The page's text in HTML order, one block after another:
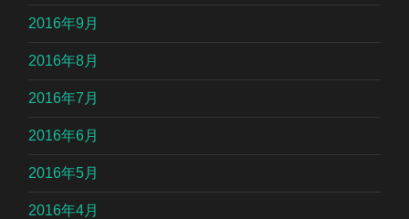
2016年9月
2016年8月
2016年7月
2016年6月
2016年5月
2016年4月